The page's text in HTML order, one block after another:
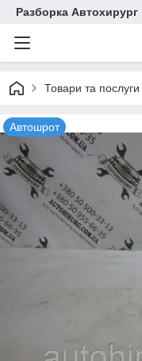
Разборка Автохирург
Товари та послуги
Автошрот